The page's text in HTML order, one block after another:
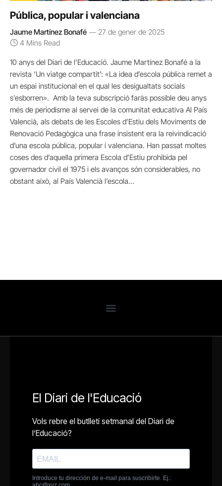
Pública, popular i valenciana
Jaume Martínez Bonafé
27 de gener de 2025
4 Mins Read
10 anys del Diari de l’Educació. Jaume Martínez Bonafé a la
revista ‘Un viatge compartit’: «La idea d’escola pública remet a
un espai institucional en el qual les desigualtats socials
s’esborren». Amb la teva subscripció faràs possible deu anys
més de periodisme al servei de la comunitat educativa Al País
Valencià, als debats de les Escoles d’Estiu dels Moviments de
Renovació Pedagògica una frase insistent era la reivindicació
d’una escola pública, popular i valenciana. Han passat moltes
coses des d’aquella primera Escola d’Estiu prohibida pel
governador civil el 1975 i els avanços són considerables, no
obstant això, al País Valencià l’escola…